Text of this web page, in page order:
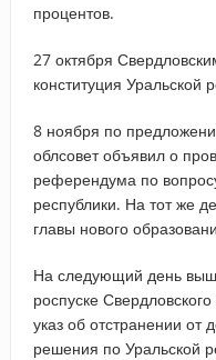
процентов.
27 октября
конституция Уральской
8 ноября по
облсовет объявил о
референдума по
республики. На тот же
главы нового
На следующий день
роспуске
указ об отстранении от
решения по Уральской